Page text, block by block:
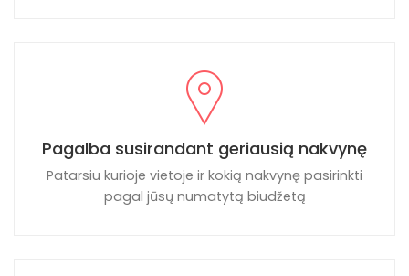
Pagalba susirandant geriausią nakvynę
Patarsiu kurioje vietoje ir kokią nakvynę pasirinkti
pagal jūsų numatytą biudžetą